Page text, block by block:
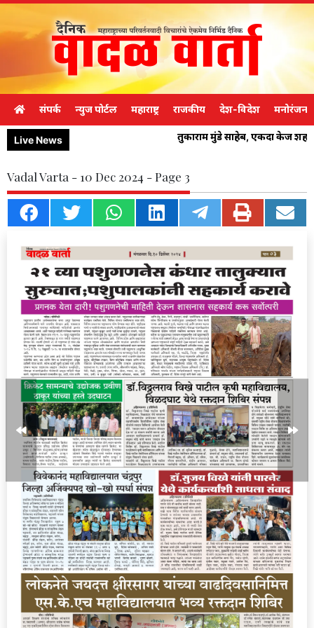
संपर्क न्युज पोर्टल महाराष्ट्र राजकीय देश-विदेश मनोरंजन
Live News तुकाराम मुंडे साहेब, एकदा केज शहर
Vadal Varta - 10 Dec 2024 - Page 3